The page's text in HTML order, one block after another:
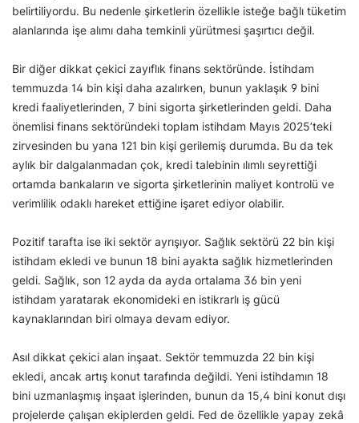
belirtiliyordu. Bu nedenle şirketlerin özellikle isteğe bağlı tüketim
alanlarında işe alımı daha temkinli yürütmesi şaşırtıcı değil.
Bir diğer dikkat çekici zayıflık finans sektöründe. İstihdam
temmuzda 14 bin kişi daha azalırken, bunun yaklaşık 9 bini
kredi faaliyetlerinden, 7 bini sigorta şirketlerinden geldi. Daha
önemlisi finans sektöründeki toplam istihdam Mayıs 2025’teki
zirvesinden bu yana 121 bin kişi gerilemiş durumda. Bu da tek
aylık bir dalgalanmadan çok, kredi talebinin ılımlı seyrettiği
ortamda bankaların ve sigorta şirketlerinin maliyet kontrolü ve
verimlilik odaklı hareket ettiğine işaret ediyor olabilir.
Pozitif tarafta ise iki sektör ayrışıyor. Sağlık sektörü 22 bin kişi
istihdam ekledi ve bunun 18 bini ayakta sağlık hizmetlerinden
geldi. Sağlık, son 12 ayda da ayda ortalama 36 bin yeni
istihdam yaratarak ekonomideki en istikrarlı iş gücü
kaynaklarından biri olmaya devam ediyor.
Asıl dikkat çekici alan inşaat. Sektör temmuzda 22 bin kişi
ekledi, ancak artış konut tarafında değildi. Yeni istihdamın 18
bini uzmanlaşmış inşaat işlerinden, bunun da 15,4 bini konut dışı
projelerde çalışan ekiplerden geldi. Fed de özellikle yapay zekâ